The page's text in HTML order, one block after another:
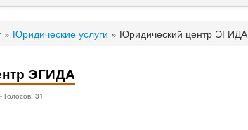
» Юридические услуги » Юридический центр ЭГИДА
ЭГИДА
- Голосов: 31